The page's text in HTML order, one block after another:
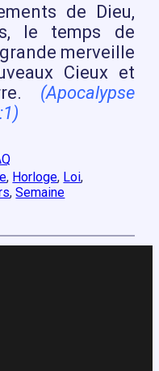
de Dieu,
le temps de
merveille
Cieux et
(Apocalypse
, Horloge, Loi
, Semaine